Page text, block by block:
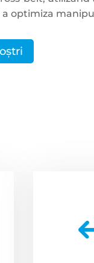
optimiza